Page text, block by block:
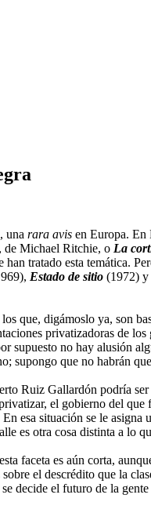
una rara avis en Europa. En
de Michael Ritchie, o La
tratado esta temática.
Estado de sitio (1972) y
que, digámoslo ya, son
privatizadoras de
supuesto no hay alusión
supongo que no habrán
Ruiz Gallardón podría
el gobierno del
esa situación se le
es otra cosa distinta a lo
faceta es aún corta,
el descrédito que la
decide el futuro de la